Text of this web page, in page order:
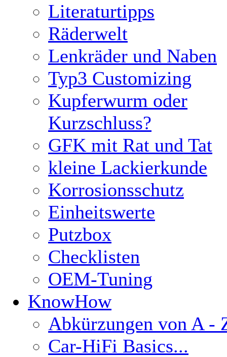
Literaturtipps
Räderwelt
Lenkräder und Naben
Typ3 Customizing
Kupferwurm oder
Kurzschluss?
GFK mit Rat und Tat
kleine Lackierkunde
Korrosionsschutz
Einheitswerte
Putzbox
Checklisten
OEM-Tuning
KnowHow
Abkürzungen von A -
Car-HiFi Basics...